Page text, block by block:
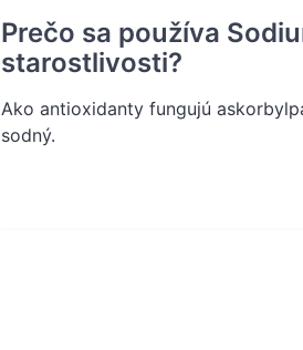
Prečo sa používa
starostlivosti?
Ako antioxidanty fungujú
sodný.